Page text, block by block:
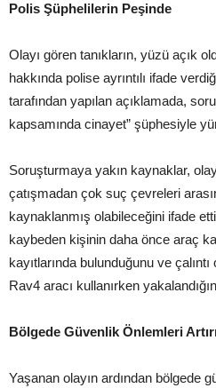
Polis Şüphelilerin Peşinde
Olayı gören tanıkların, yüzü açık
hakkında polise ayrıntılı ifade
tarafından yapılan açıklamada,
kapsamında cinayet” şüphesiyle
Soruşturmaya yakın kaynaklar,
çatışmadan çok suç çevreleri
kaynaklanmış olabileceğini ifade
kaybeden kişinin daha önce araç
kayıtlarında bulunduğunu ve
Rav4 aracı kullanırken
Bölgede Güvenlik Önlemleri
Yaşanan olayın ardından bölgede